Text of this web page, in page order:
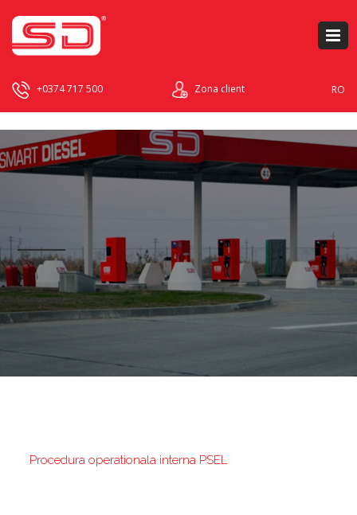
+0374 717 500 Zona client RO
Procedura operationala interna PSEL